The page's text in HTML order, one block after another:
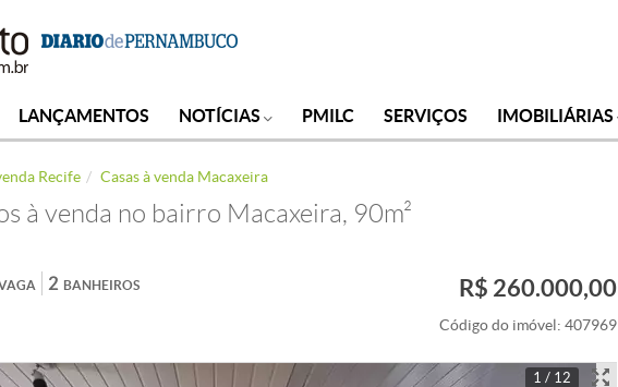
LANÇAMENTOS NOTÍCIAS PMILC SERVIÇOS IMOBILIÁRIAS
Recife Casas à venda Macaxeira
à venda no bairro Macaxeira, 90m²
BANHEIROS
2 R$ 260.000,00
Código do imóvel: 407969
1 / 12